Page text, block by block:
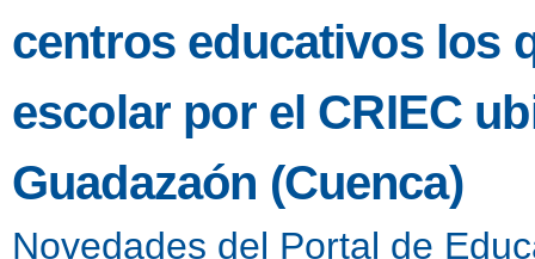
centros educativos los
escolar por el CRIEC
Guadazaón (Cuenca)
Novedades del Portal de